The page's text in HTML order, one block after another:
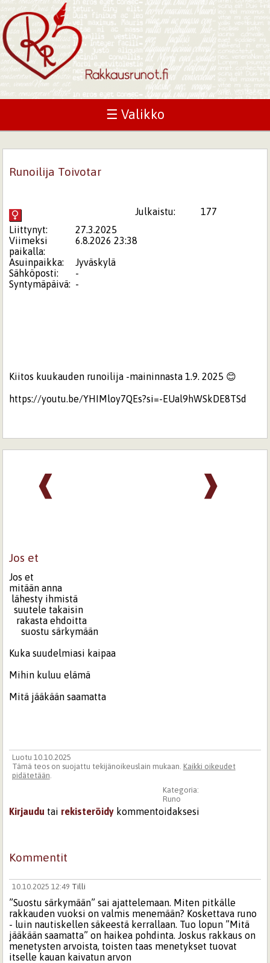
☰ Valikko
Runoilija Toivotar
Julkaistu:
177
Liittynyt:
27.3.2025
Viimeksi
paikalla:
6.8.2026 23:38
Asuinpaikka:
Jyväskylä
Sähköposti:
-
Syntymäpäivä: -
Kiitos kuukauden runoilija -maininnasta 1.9. 2025 😊
https://youtu.be/YHIMloy7QEs?si=-EUal9hWSkDE8TSd
❱
❰
Jos et
Jos et
mitään anna
lähesty ihmistä
suutele takaisin
rakasta ehdoitta
suostu särkymään
Kuka suudelmiasi kaipaa
Mihin kuluu elämä
Mitä jääkään saamatta
Luotu 10.10.2025
Tämä teos on suojattu tekijänoikeuslain mukaan. Kaikki oikeudet
pidätetään.
Kategoria:
Runo
Kirjaudu tai rekisteröidy kommentoidaksesi
Kommentit
10.10.2025 12:49 Tilli
”Suostu särkymään” sai ajattelemaan. Miten pitkälle
rakkauden vuoksi on valmis menemään? Koskettava runo
- luin nautiskellen säkeestä kerrallaan. Tuo lopun ”Mitä
jääkään saamatta” on haikea pohdinta. Joskus rakkaus on
menetysten arvoista, toisten taas menetykset tuovat
itselle kauan kaivatun arvon